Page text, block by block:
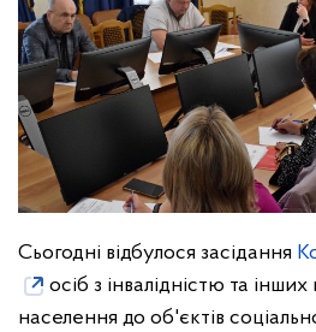
Сьогодні відбулося засідання
осіб з інвалідністю та
населення до об'єктів